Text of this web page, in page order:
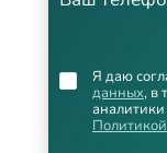
Я даю
данных, в